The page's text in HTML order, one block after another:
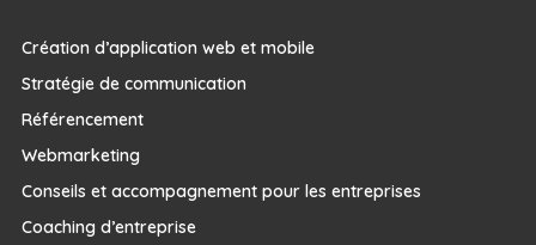
Création d’application web et mobile
Stratégie de communication
Référencement
Webmarketing
Conseils et accompagnement pour les entreprises
Coaching d’entreprise